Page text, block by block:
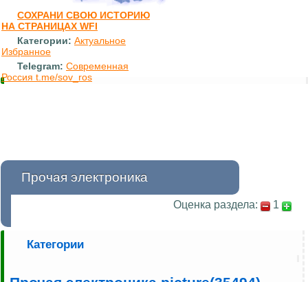
СОХРАНИ СВОЮ ИСТОРИЮ
НА СТРАНИЦАХ WFI
Категории: Актуальное
Избранное
Telegram: Современная
Россия t.me/sov_ros
Прочая электроника
Оценка раздела: 1
Категории